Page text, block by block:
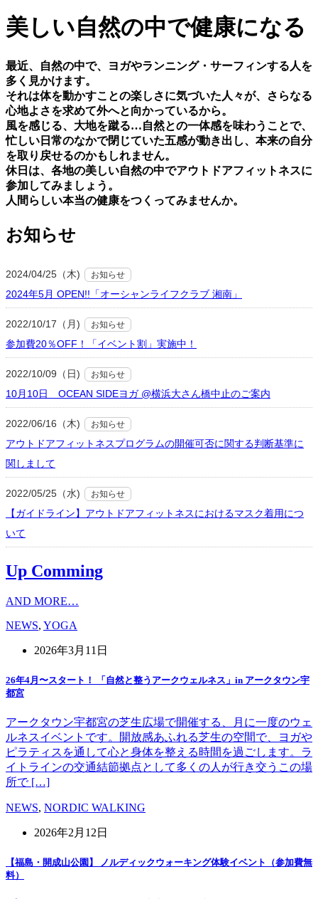
美しい⾃然の中で健康になる
最近、⾃然の中で、ヨガやランニング・サーフィンする⼈を
多く⾒かけます。
それは体を動かすことの楽しさに気づいた⼈々が、さらなる
⼼地よさを求めて外へと向かっているから。
⾵を感じる、⼤地を蹴る…⾃然との⼀体感を味わうことで、
忙しい⽇常のなかで閉じていた五感が動き出し、本来の⾃分
を取り戻せるのかもしれません。
休⽇は、各地の美しい⾃然の中でアウトドアフィットネスに
参加してみましょう。
⼈間らしい本当の健康をつくってみませんか。
お知らせ
2024/04/25（木) お知らせ
2024年5月 OPEN!!「オーシャンライフクラブ 湘南」
2022/10/17（月) お知らせ
参加費20％OFF！「イベント割」実施中！
2022/10/09（日) お知らせ
10月10日 OCEAN SIDEヨガ @横浜大さん橋中止のご案内
2022/06/16（木) お知らせ
アウトドアフィットネスプログラムの開催可否に関する判断基準に
関しまして
2022/05/25（水) お知らせ
【ガイドライン】アウトドアフィットネスにおけるマスク着用につ
いて
Up Comming
AND MORE…
NEWS, YOGA
2026年3月11日
26年4月〜スタート！ 「自然と整うアークウェルネス」in アークタウン宇
都宮
アークタウン宇都宮の芝生広場で開催する、月に一度のウェ
ルネスイベントです。開放感あふれる芝生の空間で、ヨガや
ピラティスを通して心と身体を整える時間を過ごします。ラ
イトラインの交通結節拠点として多くの人が行き交うこの場
所で […]
NEWS, NORDIC WALKING
2026年2月12日
【福島・開成山公園】 ノルディックウォーキング体験イベント（参加費無
料）